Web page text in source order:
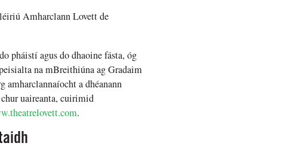
Amharclann Lovett de
pháistí agus do dhaoine fásta, óg
na mBreithiúna ag Gradaim
a dhéanann
uaireanta, cuirimid
.